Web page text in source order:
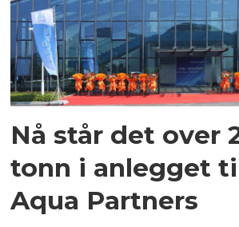
Nå står det over
tonn i anlegget
Aqua Partners